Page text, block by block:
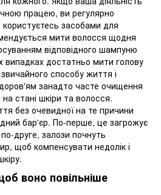
працею, ви регулярно
засобами для
мити волосся щодня
відповідного шампуню
випадках достатньо мити голову
способу життя і
занадто часте очищення
стані шкіри та волосся.
без очевидної на те причини
бар'єр. По-перше, це загрожує
друге, залози почнуть
щоб компенсувати недолік і
воно повільніше